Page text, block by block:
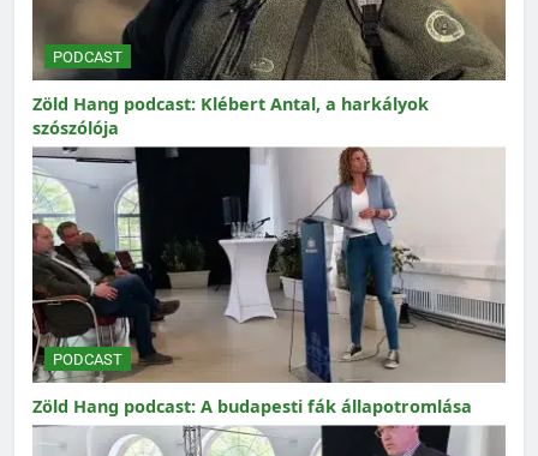
PODCAST
Zöld Hang podcast: Klébert Antal, a harkályok
szószólója
PODCAST
Zöld Hang podcast: A budapesti fák állapotromlása